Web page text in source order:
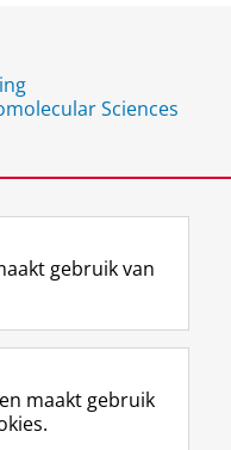
Sciences
L
i
k
e
R
S
-
f
I
n
t
Y
o
T
gebruik van
maakt gebruik